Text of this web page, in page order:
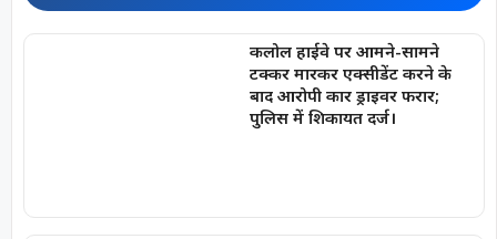
कलोल हाईवे पर आमने-सामने
टक्कर मारकर एक्सीडेंट करने के
बाद आरोपी कार ड्राइवर फरार;
पुलिस में शिकायत दर्ज।